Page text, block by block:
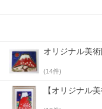
オリジナル美
(14件)
【オリジナル